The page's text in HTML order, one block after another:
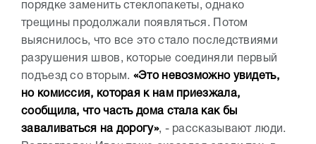
порядке заменить стеклопакеты, однако
трещины продолжали появляться. Потом
выяснилось, что все это стало последствиями
разрушения швов, которые соединяли первый
подъезд со вторым. «Это невозможно увидеть,
но комиссия, которая к нам приезжала,
сообщила, что часть дома стала как бы
заваливаться на дорогу», - рассказывают люди.